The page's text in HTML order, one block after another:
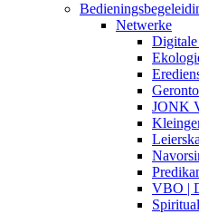
Netwerke
JONK
VBO |